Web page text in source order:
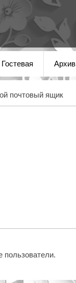
Гостевая Архив
почтовый ящик
пользователи.